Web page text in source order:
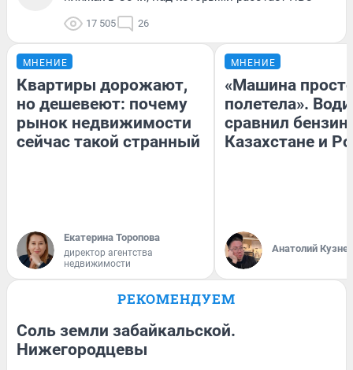
17 505 26
МНЕНИЕ
Квартиры дорожают,
но дешевеют: почему
рынок недвижимости
сейчас такой странный
Екатерина Торопова
директор агентства
недвижимости
МНЕНИЕ
«Машина
полетела».
сравнил бензин
Казахстане и
Анатолий
РЕКОМЕНДУЕМ
Соль земли забайкальской.
Нижегородцевы